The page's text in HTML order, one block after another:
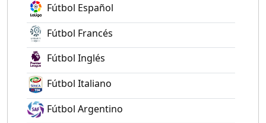
Fútbol Español
Fútbol Francés
Fútbol Inglés
Fútbol Italiano
Fútbol Argentino